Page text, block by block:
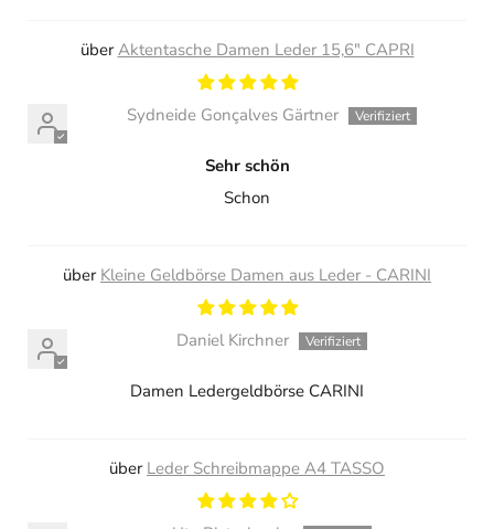
Aktentasche Damen Leder 15,6" CAPRI
Sydneide Gonçalves Gärtner
Sehr schön
Schon
Kleine Geldbörse Damen aus Leder - CARINI
Daniel Kirchner
Damen Ledergeldbörse CARINI
Leder Schreibmappe A4 TASSO